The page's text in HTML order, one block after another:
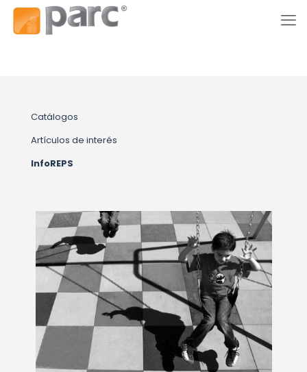
Catálogos
Artículos de interés
InfoREPS